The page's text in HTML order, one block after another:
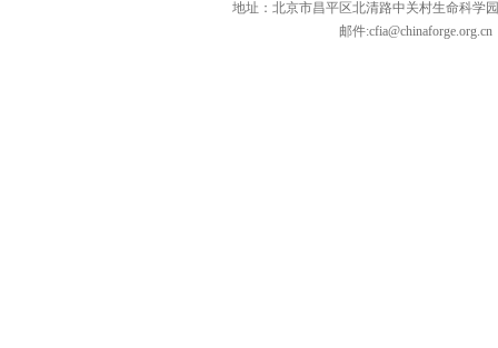
地址：北京市昌平区北清路中关村生命科学
邮件:cfia@chinaforge.org.cn